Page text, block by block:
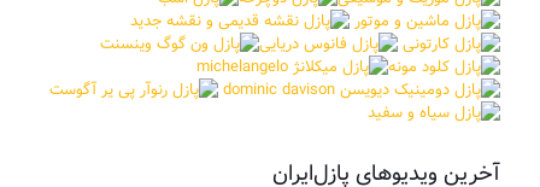
آخرین ویدیوهای پازل‌ایران